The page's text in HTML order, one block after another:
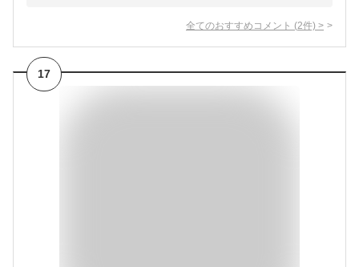
全てのおすすめコメント (2件) >
17